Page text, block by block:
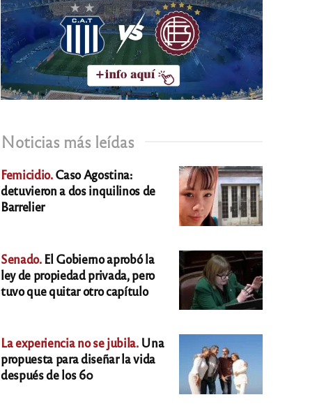
Noticias más leídas
Femicidio.Caso Agostina:
detuvieron a dos inquilinos de
Barrelier
Senado.El Gobierno aprobó la
ley de propiedad privada, pero
tuvo que quitar otro capítulo
La experiencia no se jubila.Una
propuesta para diseñar la vida
después de los 60